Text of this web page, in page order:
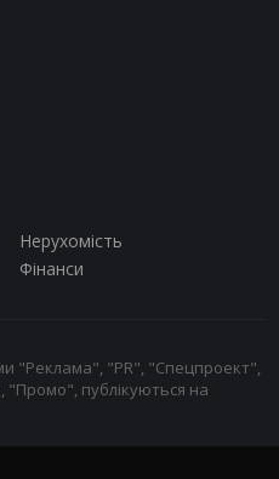
Нерухомість
Фінанси
"Реклама", "PR", "Спецпроект",
публікуються на